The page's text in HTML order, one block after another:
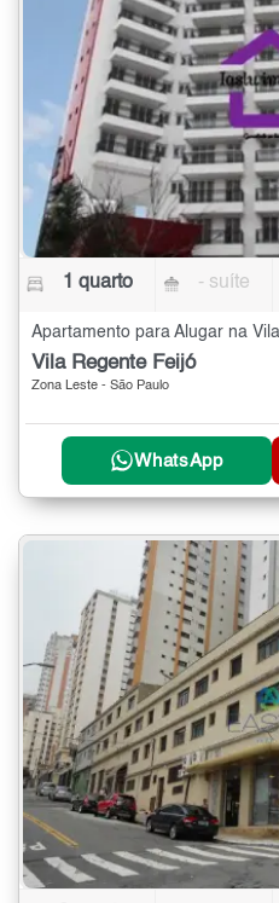
1 quarto - suíte
Vila Regente Feijó
Zona Leste - São Paulo
WhatsApp